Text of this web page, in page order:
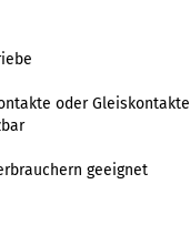
oder Gleiskontakte
geeignet